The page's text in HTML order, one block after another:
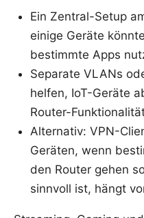
Ein Zentral-Setup
einige Geräte
bestimmte Apps
Separate VLANs
helfen, IoT-Geräte
Router-
Alternativ: VPN-
Geräten, wenn
den Router gehen
sinnvoll ist, hängt